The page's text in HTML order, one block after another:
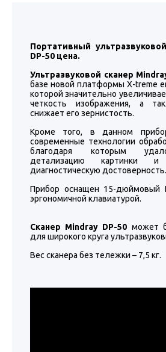
Портативный
DP-50 цена.
Ультразвуковой сканер
базе новой платформы X-treme
которой значительно
четкость изображения, а
снижает его зернистость.
Кроме того, в данном
современные технологии
благодаря которым
детализацию картинки
диагностическую достоверность.
Прибор оснащен 15-дюймовый
эргономичной клавиатурой.
Сканер Mindray DP-50 может
для широкого круга
Вес сканера без тележки – 7,5 кг.